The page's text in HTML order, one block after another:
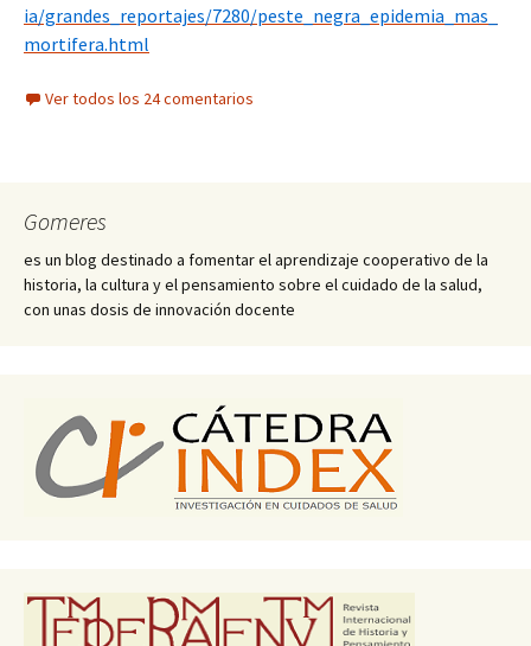
ia/grandes_reportajes/7280/peste_negra_epidemia_mas_
mortifera.html
Ver todos los 24 comentarios
Gomeres
es un blog destinado a fomentar el aprendizaje cooperativo de la
historia, la cultura y el pensamiento sobre el cuidado de la salud,
con unas dosis de innovación docente